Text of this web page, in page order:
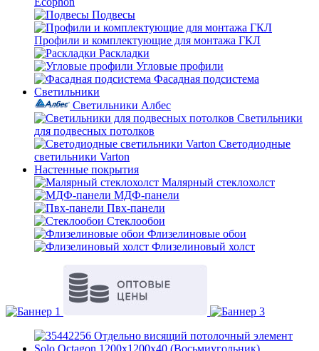
Подвесы
Профили и комплектующие для монтажа ГКЛ
Раскладки
Угловые профили
Фасадная подсистема
Светильники
Светильники Албес
Светильники
для подвесных потолков
Светодиодные
светильники Varton
Настенные покрытия
Малярный стеклохолст
МДФ-панели
Пвх-панели
Стеклообои
Флизелиновые обои
Флизелиновый холст